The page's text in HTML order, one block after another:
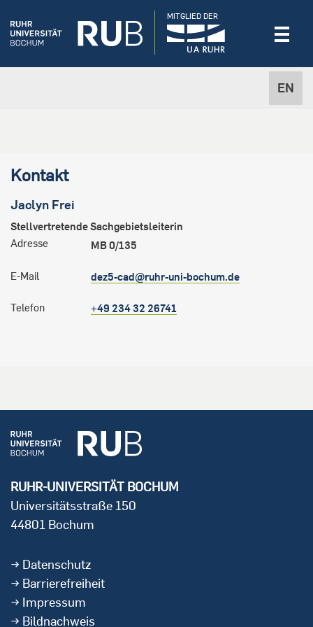
EN
MITGLIED DER
Kontakt
Jaclyn Frei
Stellvertretende Sachgebietsleiterin
Adresse
MB 0/135
E-Mail dez5-cad@ruhr-uni-bochum.de
Telefon +49 234 32 26741
RUHR-UNIVERSITÄT BOCHUM
Universitätsstraße 150
44801 Bochum
Datenschutz
Barrierefreiheit
Impressum
Bildnachweis